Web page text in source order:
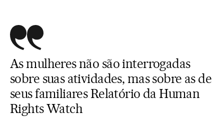
As mulheres não são interrogadas
sobre suas atividades, mas sobre as de
seus familiares Relatório da Human
Rights Watch